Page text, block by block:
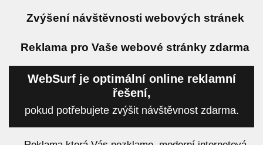
Zvýšení návštěvnosti webových stránek
Reklama pro Vaše webové stránky zdarma
WebSurf je optimální online reklamní
řešení,
pokud potřebujete zvýšit návštěvnost zdarma.